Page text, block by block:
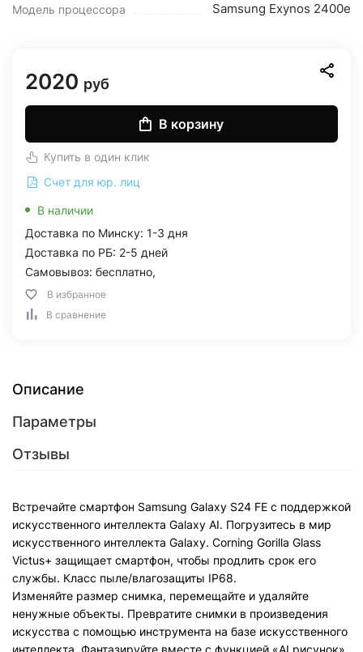
Модель процессора Samsung Exynos 2400e
2020 руб
В корзину
Купить в один клик
Счет для юр. лиц
В наличии
Доставка по Минску: 1-3 дня
Доставка по РБ: 2-5 дней
Самовывоз: бесплатно,
В избранное
В сравнение
Описание
Параметры
Отзывы
Встречайте смартфон Samsung Galaxy S24 FE с поддержкой
искусственного интеллекта Galaxy AI. Погрузитесь в мир
искусственного интеллекта Galaxy. Corning Gorilla Glass
Victus+ защищает смартфон, чтобы продлить срок его
службы. Класс пыле/влагозащиты IP68.
Изменяйте размер снимка, перемещайте и удаляйте
ненужные объекты. Превратите снимки в произведения
искусства с помощью инструмента на базе искусственного
интеллекта. Фантазируйте вместе с функцией «AI рисунок».